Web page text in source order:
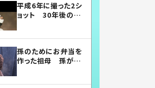
平成6年に撮った2シ
ョット 30年後の姿
孫のためにお弁当を
作った祖母 孫が絶